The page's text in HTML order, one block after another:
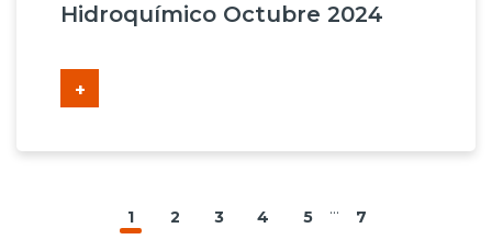
Hidroquímico Octubre 2024
+
1 2 3 4 5 ... 7